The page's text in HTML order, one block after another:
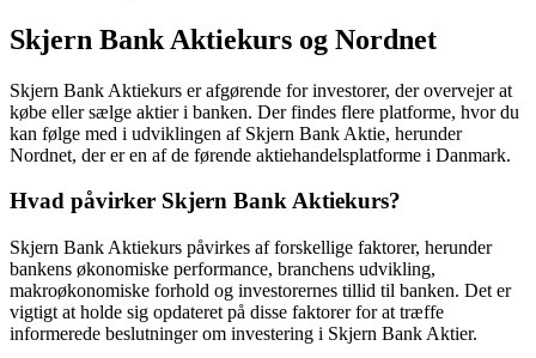
Skjern Bank Aktiekurs og Nordnet
Skjern Bank Aktiekurs er afgørende for investorer, der overvejer at
købe eller sælge aktier i banken. Der findes flere platforme, hvor du
kan følge med i udviklingen af Skjern Bank Aktie, herunder
Nordnet, der er en af de førende aktiehandelsplatforme i Danmark.
Hvad påvirker Skjern Bank Aktiekurs?
Skjern Bank Aktiekurs påvirkes af forskellige faktorer, herunder
bankens økonomiske performance, branchens udvikling,
makroøkonomiske forhold og investorernes tillid til banken. Det er
vigtigt at holde sig opdateret på disse faktorer for at træffe
informerede beslutninger om investering i Skjern Bank Aktier.